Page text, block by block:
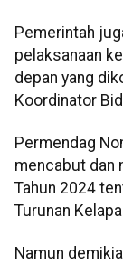
Pemerintah
pelaksanaan
depan yang
Koordinator
Permendag
mencabut dan
Tahun 2024
Turunan
Namun